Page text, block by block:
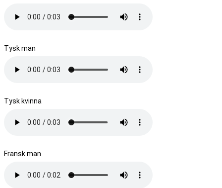
Tysk man
Tysk kvinna
Fransk man